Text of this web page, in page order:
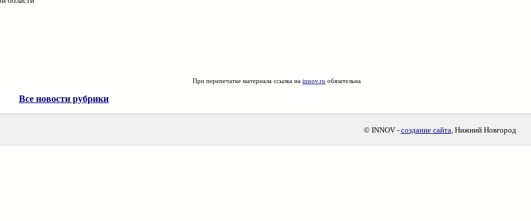
При перепечатке материала ссылка на innov.ru обязательна
Все новости рубрики
© INNOV - создание сайта, Нижний Новгород